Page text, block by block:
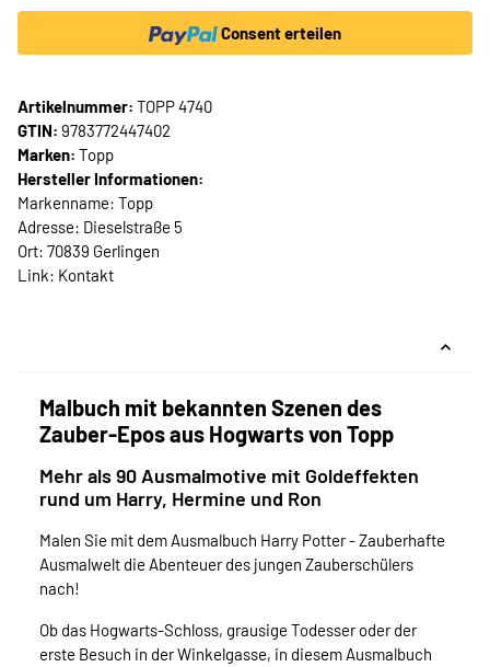
Consent erteilen
Artikelnummer: TOPP 4740
GTIN: 9783772447402
Marken: Topp
Hersteller Informationen:
Markenname: Topp
Adresse: Dieselstraße 5
Ort: 70839 Gerlingen
Link: Kontakt
Malbuch mit bekannten Szenen des
Zauber-Epos aus Hogwarts von Topp
Mehr als 90 Ausmalmotive mit Goldeffekten
rund um Harry, Hermine und Ron
Malen Sie mit dem Ausmalbuch Harry Potter - Zauberhafte
Ausmalwelt die Abenteuer des jungen Zauberschülers
nach!
Ob das Hogwarts-Schloss, grausige Todesser oder der
erste Besuch in der Winkelgasse, in diesem Ausmalbuch